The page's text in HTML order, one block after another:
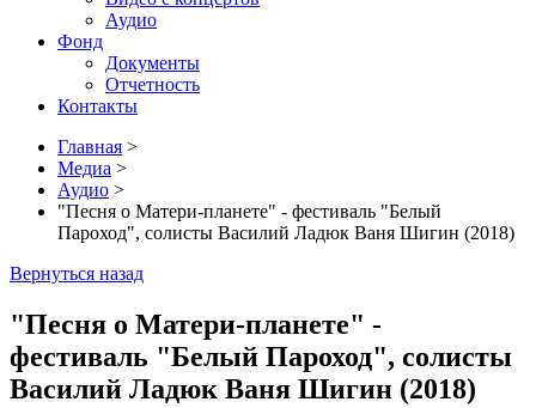
Аудио
Фонд
Документы
Отчетность
Контакты
Главная >
Медиа >
Аудио >
"Песня о Матери-планете" - фестиваль "Белый
Пароход", солисты Василий Ладюк Ваня Шигин (2018)
Вернуться назад
"Песня о Матери-планете" -
фестиваль "Белый Пароход", солисты
Василий Ладюк Ваня Шигин (2018)